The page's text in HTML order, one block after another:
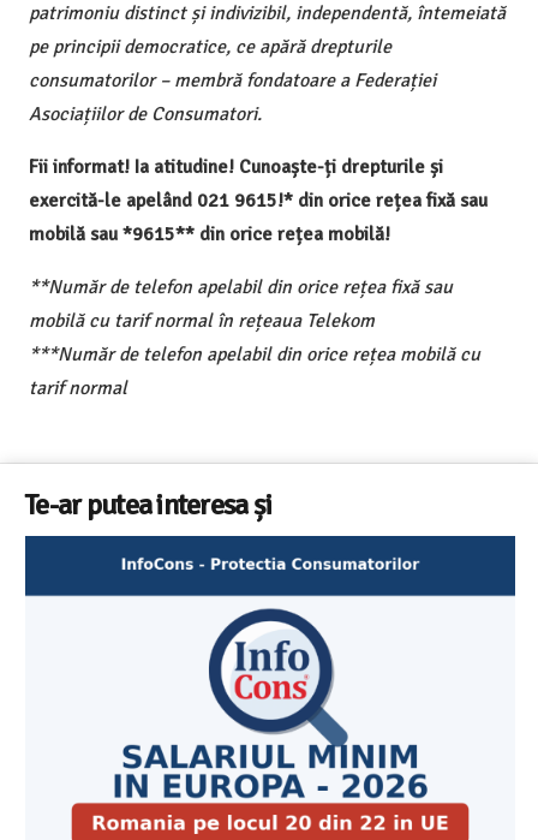
patrimoniu distinct și indivizibil, independentă, întemeiată
pe principii democratice, ce apără drepturile
consumatorilor – membră fondatoare a Federației
Asociațiilor de Consumatori.
Fii informat! Ia atitudine! Cunoaște-ți drepturile și
exercită-le apelând 021 9615!* din orice rețea fixă sau
mobilă sau *9615** din orice rețea mobilă!
**Număr de telefon apelabil din orice rețea fixă sau
mobilă cu tarif normal în rețeaua Telekom
***Număr de telefon apelabil din orice rețea mobilă cu
tarif normal
Te-ar putea interesa și
Cele mai bune masini de spalat vase independente cu
Aplicatia InfoCons